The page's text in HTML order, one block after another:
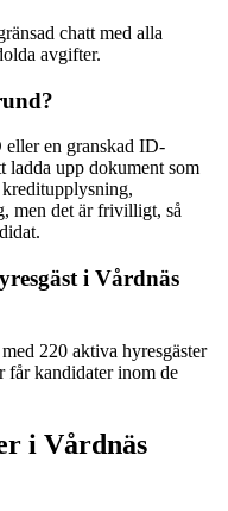
chatt med alla
avgifter.
en granskad ID-
ladda upp dokument som
kreditupplysning,
men det är frivilligt, så
i Vårdnäs
220 aktiva hyresgäster
får kandidater inom de
i Vårdnäs